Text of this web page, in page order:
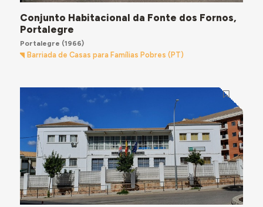
Conjunto Habitacional da Fonte dos Fornos,
Portalegre
Portalegre (1966)
Barriada de Casas para Famílias Pobres (PT)